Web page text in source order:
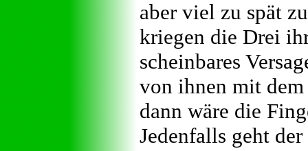
aber viel zu spät
kriegen die Drei
scheinbares
von ihnen mit
dann wäre die
Jedenfalls geht